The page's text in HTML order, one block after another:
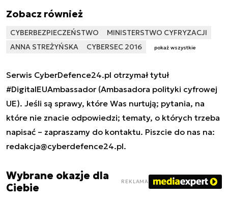
Zobacz również
CYBERBEZPIECZEŃSTWO
MINISTERSTWO CYFRYZACJI
ANNA STREŻYŃSKA
CYBERSEC 2016 pokaż wszystkie
Serwis CyberDefence24.pl otrzymał tytuł
#DigitalEUAmbassador (Ambasadora polityki cyfrowej
UE). Jeśli są sprawy, które Was nurtują; pytania, na
które nie znacie odpowiedzi; tematy, o których trzeba
napisać – zapraszamy do kontaktu. Piszcie do nas na:
redakcja@cyberdefence24.pl.
Wybrane okazje dla
Ciebie
REKLAMA